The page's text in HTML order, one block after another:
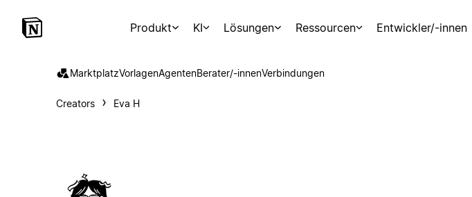
Produkt KI Lösungen Ressourcen Entwickler/-innen
MarktplatzVorlagenAgentenBerater/-innenVerbindungen
Creators Eva H